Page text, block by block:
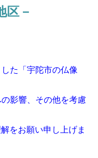
区－
た「宇陀市の仏像
影響、その他を考慮
をお願い申し上げま